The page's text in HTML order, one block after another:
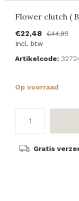
Flower clutch (
€22,48
€44,95
Incl. btw
Artikelcode:
Op voorraad
Gratis